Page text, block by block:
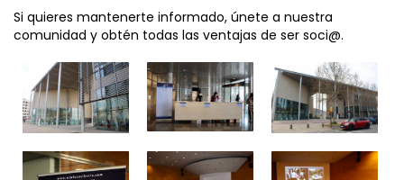
Si quieres mantenerte informado, únete a nuestra
comunidad y obtén todas las ventajas de ser soci@.